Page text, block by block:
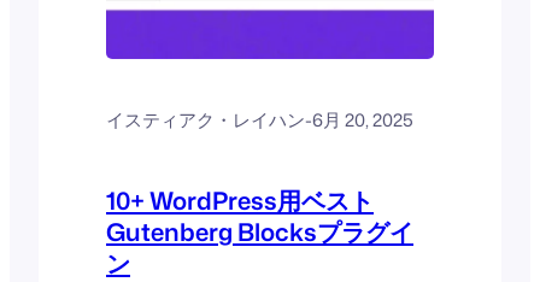
イスティアク・レイハン-6月 20, 2025
10+ WordPress用ベスト
Gutenberg Blocksプラグイ
ン